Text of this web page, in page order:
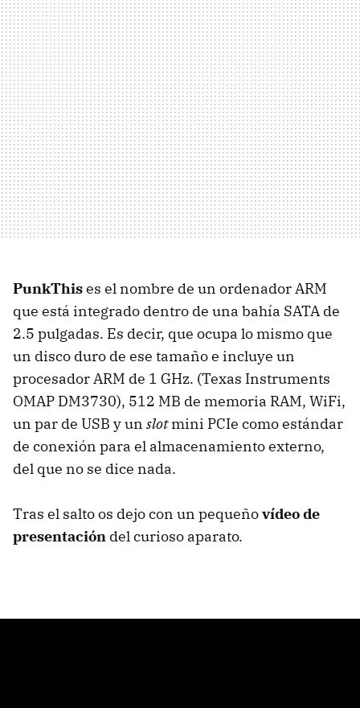
PunkThises el nombre de un ordenador ARM
que está integrado dentro de una bahía SATA de
2.5 pulgadas. Es decir, que ocupa lo mismo que
un disco duro de ese tamaño e incluye un
procesador ARM de 1 GHz. (Texas Instruments
OMAP DM3730), 512 MB de memoria RAM, WiFi,
un par de USB y un slotmini PCIe como estándar
de conexión para el almacenamiento externo,
del que no se dice nada.
Tras el salto os dejo con un pequeñovídeo de
presentación del curioso aparato.